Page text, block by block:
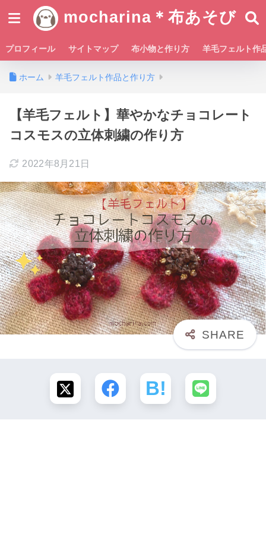
mocharina＊布あそび
プロフィール サイトマップ 布小物と作り方 羊毛フェルト作
ホーム 羊毛フェルト作品と作り方
【羊毛フェルト】華やかなチョコレート
コスモスの立体刺繍の作り方
2022年8月21日